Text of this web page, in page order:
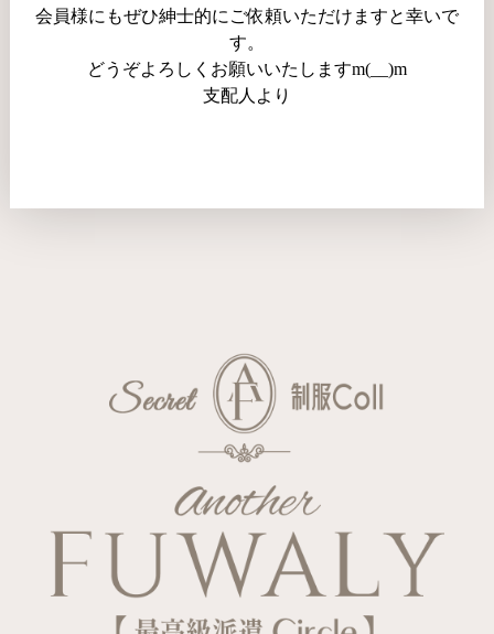
会員様にもぜひ紳士的にご依頼いただけますと幸いで
す。
どうぞよろしくお願いいたしますm(__)m
支配人より